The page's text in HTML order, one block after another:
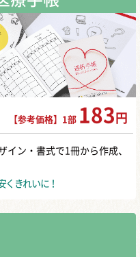
【参考価格】1部 183 円
イン・書式で1冊から作成、
くきれいに！